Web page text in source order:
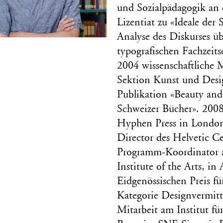
und Sozialpädagogik
Lizentiat zu «Ideale der
Analyse des Diskurses
typografischen
2004 wissenschaftliche
Sektion Kunst und
Publikation «Beauty
Schweizer Bücher».
Hyphen Press in
Director des Helvetic
Programm-Koordinator
Institute of the Arts, in
Eidgenössischen Preis
Kategorie
Mitarbeit am Institut